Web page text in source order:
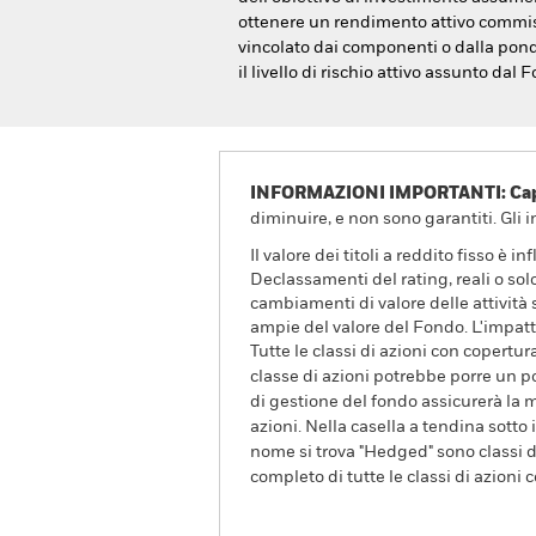
ottenere un rendimento attivo
vincolato dai componenti o dalla
il livello di rischio attivo assunto dal
INFORMAZIONI IMPORTANTI:
diminuire, e non sono garantiti. Gli
Il valore dei titoli a reddito fisso è
Declassamenti del rating, reali o
cambiamenti di valore delle attività
ampie del valore del Fondo.
Tutte le classi di azioni con
classe di azioni potrebbe porre un
di gestione del fondo assicurerà la
azioni. Nella casella a tendina
nome si trova "Hedged" sono
completo di tutte le classi di azioni